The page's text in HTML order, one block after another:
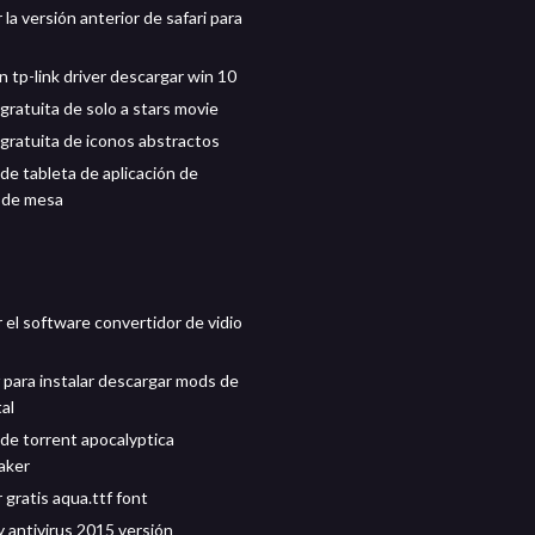
la versión anterior de safari para
tp-link driver descargar win 10
de solo a stars movie
de iconos abstractos
tableta de aplicación de
mesa
el software convertidor de vidio
instalar descargar mods de
torrent apocalyptica
gratis aqua.ttf font
antivirus 2015 versión